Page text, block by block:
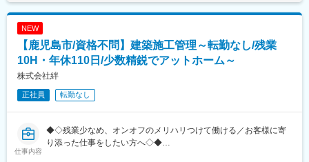
■扱うサービス
公共施設（病院・庁舎・学校・美術館等）、商業施設、教育文化
が活躍。各部門と連携しながら業務を進める体制です。
性があります。月給(月額)は固定手当を含めた表記です。
NEW
【鹿児島市/資格不問】建築施工管理～転勤なし/残業
10H・年休110日/少数精鋭でアットホーム～
株式会社絆
正社員 転勤なし
仕事内容
◆◇残業少なめ、オンオフのメリハリつけて働ける／お客様に寄
り添った仕事をしたい方へ◇◆